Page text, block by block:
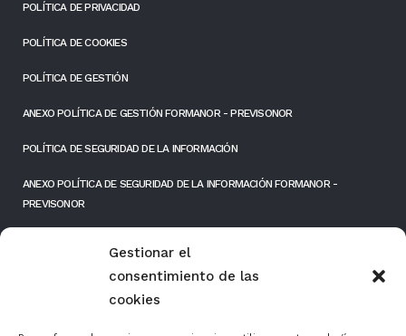
Gestionar el
consentimiento de las
cookies
POLÍTICA DE PRIVACIDAD
POLÍTICA DE COOKIES
POLÍTICA DE GESTIÓN
ANEXO POLÍTICA DE GESTIÓN FORMANOR - PREVISONOR
POLÍTICA DE SEGURIDAD DE LA INFORMACIÓN
ANEXO POLÍTICA DE SEGURIDAD DE LA INFORMACIÓN FORMANOR -
PREVISONOR
FONDOS PÚBLICOS